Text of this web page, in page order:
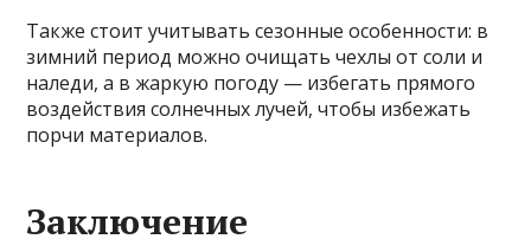
Также стоит учитывать сезонные особенности: в
зимний период можно очищать чехлы от соли и
наледи, а в жаркую погоду — избегать прямого
воздействия солнечных лучей, чтобы избежать
порчи материалов.
Заключение